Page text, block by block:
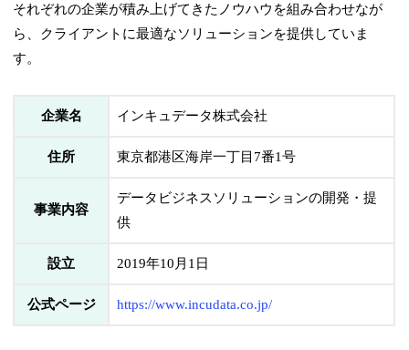
それぞれの企業が積み上げてきたノウハウを組み合わせなが
ら、クライアントに最適なソリューションを提供していま
す。
企業名 インキュデータ株式会社
住所 東京都港区海岸一丁目7番1号
事業内容
データビジネスソリューションの開発・提
供
設立 2019年10月1日
公式ページ https://www.incudata.co.jp/